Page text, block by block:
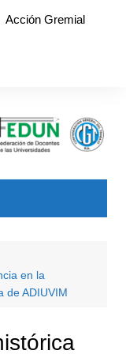
Acción Gremial
en la
de ADIUVIM